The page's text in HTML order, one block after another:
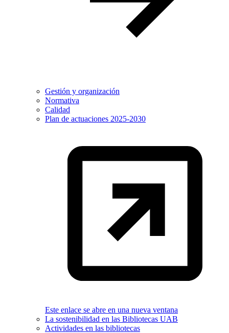
Gestión y organización
Normativa
Calidad
Plan de actuaciones 2025-2030
Este enlace se abre en una nueva ventana
La sostenibilidad en las Bibliotecas UAB
Actividades en las bibliotecas